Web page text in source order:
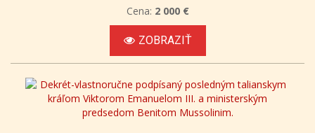
Cena: 2 000 €
ZOBRAZIŤ